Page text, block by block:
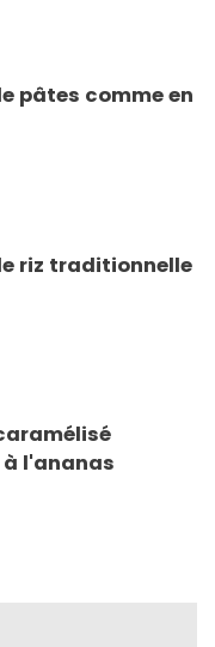
pâtes comme en
riz traditionnelle
à l'ananas